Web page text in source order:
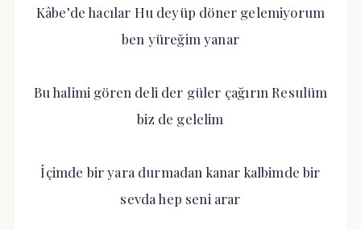
Kâbe’de hacılar Hu deyüp döner gelemiyorum
ben yüreğim yanar
Bu halimi gören deli der güler çağırın Resulüm
biz de gelelim
İçimde bir yara durmadan kanar kalbimde bir
sevda hep seni arar